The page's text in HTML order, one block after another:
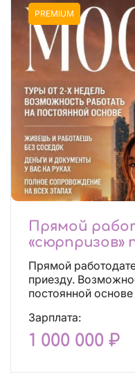
PREMIUM
Прямой
«сюрпризов»
Прямой
приезду. Возможность работать на
Зарплата:
1 000 000 ₽